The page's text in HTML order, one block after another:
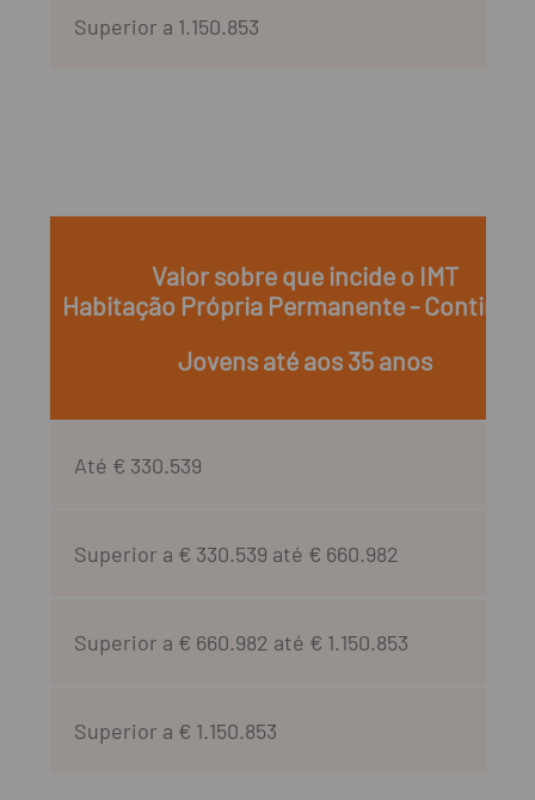
Superior a 1.150.853
Valor sobre que incide o IMT
Habitação Própria Permanente -
Jovens até aos 35 anos
Até € 330.539
Superior a € 330.539 até € 660.982
Superior a € 660.982 até € 1.150.853
Superior a € 1.150.853